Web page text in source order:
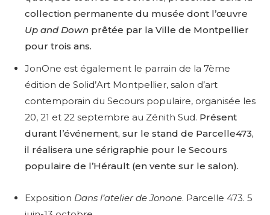
collection permanente du musée dont l’œuvre
Up and Down prêtée par la Ville de Montpellier
pour trois ans.
JonOne est également le parrain de la 7ème
édition de Solid’Art Montpellier, salon d’art
contemporain du Secours populaire, organisée les
20, 21 et 22 septembre au Zénith Sud. Présent
durant l’événement, sur le stand de Parcelle473,
il réalisera une sérigraphie pour le Secours
populaire de l’Hérault (en vente sur le salon).
Exposition Dans l’atelier de Jonone. Parcelle 473. 5